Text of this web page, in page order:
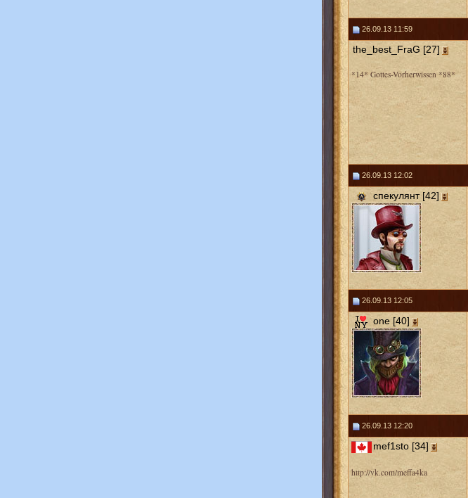
26.09.13 11:59
the_best_FraG [27]
*14* Gottes-Vorherwissen *88*
26.09.13 12:02
спекулянт [42]
26.09.13 12:05
one [40]
26.09.13 12:20
mef1sto [34]
http://vk.com/meffa4ka